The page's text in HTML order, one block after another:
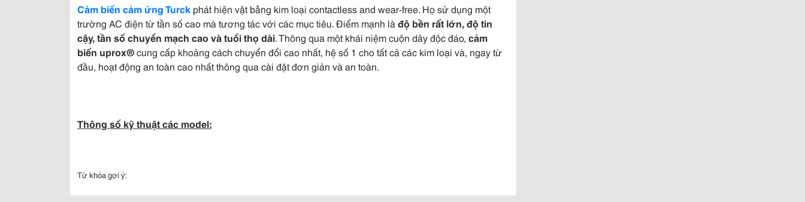
Cảm biến cảm ứng Turck phát hiện vật bằng kim loại contactless and wear-free. Họ sử dụng một
trường AC điện từ tần số cao mà tương tác với các mục tiêu. Điểm mạnh là độ bền rất lớn, độ tin
cậy, tần số chuyển mạch cao và tuổi thọ dài. Thông qua một khái niệm cuộn dây độc đáo, cảm
biến uprox®cung cấp khoảng cách chuyển đổi cao nhất, hệ số 1 cho tất cả các kim loại và, ngay từ
đầu, hoạt động an toàn cao nhất thông qua cài đặt đơn giản và an toàn.
Thông số kỹ thuật các model:
Từ khóa gợi ý: